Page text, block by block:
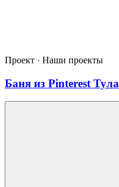
Проект · Наши проекты
Баня из Pinterest Тула